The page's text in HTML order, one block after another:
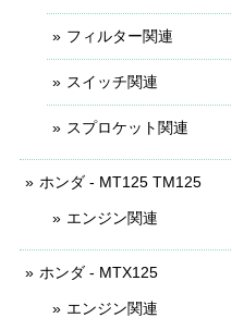
フィルター関連
スイッチ関連
スプロケット関連
ホンダ - MT125 TM125
エンジン関連
ホンダ - MTX125
エンジン関連